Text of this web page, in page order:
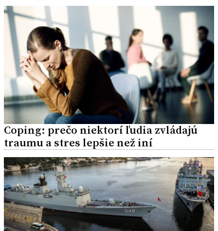
Coping: prečo niektorí ľudia zvládajú
traumu a stres lepšie než iní